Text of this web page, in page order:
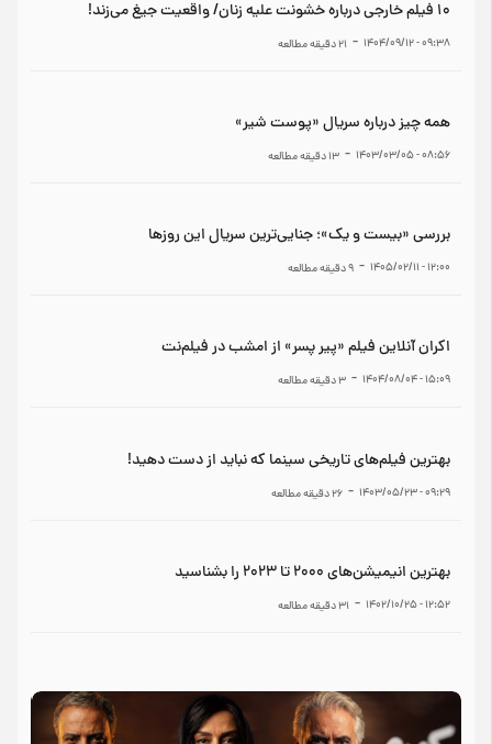
۱۰ فیلم خارجی درباره خشونت علیه زنان/ واقعیت جیغ می‌زند!
۰۹:۳۸ - ۱۴۰۴/۰۹/۱۲ -
21دقیقه مطالعه
همه چیز درباره سریال «پوست شیر»
۰۸:۵۶ - ۱۴۰۳/۰۳/۰۵ -
13دقیقه مطالعه
بررسی «بیست و یک»؛ جنایی‌ترین سریال این روزها
۱۲:۰۰ - ۱۴۰۵/۰۲/۱۱ -
9دقیقه مطالعه
اکران آنلاین فیلم «پیر پسر» از امشب در فیلم‌نت
۱۵:۰۹ - ۱۴۰۴/۰۸/۰۴ -
3دقیقه مطالعه
بهترین فیلم‌های تاریخی سینما که نباید از دست دهید!
۰۹:۲۹ - ۱۴۰۳/۰۵/۲۳ -
26دقیقه مطالعه
بهترین انیمیشن‌های ۲۰۰۰ تا ۲۰۲۳ را بشناسید
۱۲:۵۲ - ۱۴۰۲/۱۰/۲۵ -
31دقیقه مطالعه